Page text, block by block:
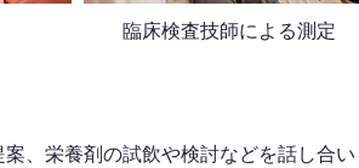
臨床検査技師による測定
、栄養剤の試飲や検討などを話し合